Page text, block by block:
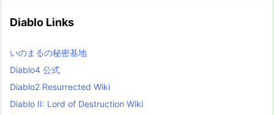
e
i
s
t
Diablo Links
いのまるの秘密基地
Diablo4 公式
Diablo2 Resurrected Wiki
Diablo II: Lord of Destruction Wiki